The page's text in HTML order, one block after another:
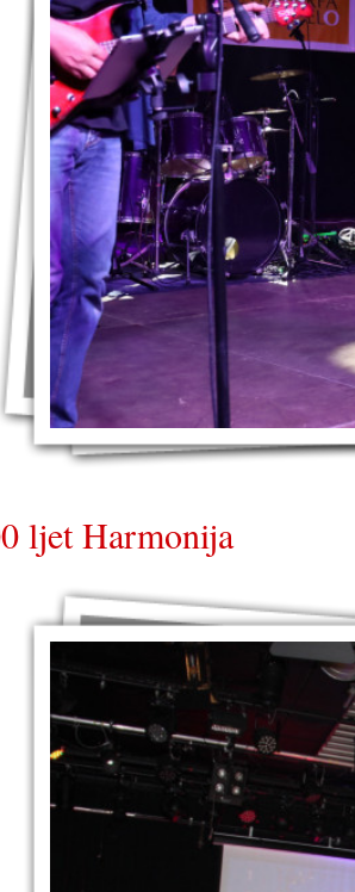
ljet Harmonija